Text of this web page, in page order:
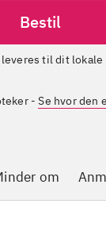
Bestil
-Se hvor den
om